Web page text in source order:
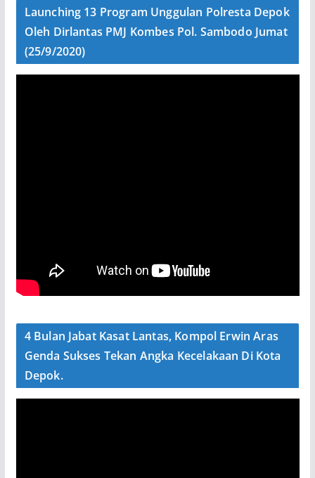
Launching 13 Program Unggulan Polresta Depok
Oleh Dirlantas PMJ Kombes Pol. Sambodo Jumat
(25/9/2020)
4 Bulan Jabat Kasat Lantas, Kompol Erwin Aras
Genda Sukses Tekan Angka Kecelakaan Di Kota
Depok.